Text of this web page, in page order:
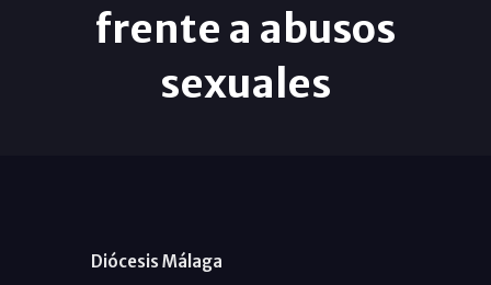
frente a abusos
sexuales
Diócesis Málaga